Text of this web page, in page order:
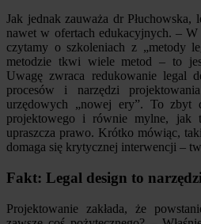
Jak jednak zauważa dr Płuchowska,
nawet w ofertach edukacyjnych. –
czytamy o szkoleniach z „metody
metodzie tkwi wiele metod – to
Uwagę zwraca redukowanie legal
procesów i narzędzi
urzędowych „nowej ery”. To zbyt
projektowego i równie mylne, jak
upraszcza prawo. Krótko mówiąc,
domaga się krytycznej interwencji –
Fakt: Legal design to
Projektowanie zakłada, że